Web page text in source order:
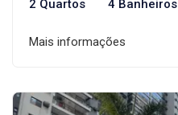
2 Quartos 4 Banheiros
Mais informações